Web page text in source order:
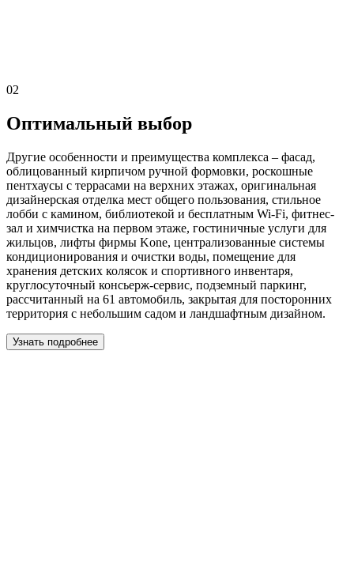
02
Оптимальный выбор
Другие особенности и преимущества комплекса – фасад,
облицованный кирпичом ручной формовки, роскошные
пентхаусы с террасами на верхних этажах, оригинальная
дизайнерская отделка мест общего пользования, стильное
лобби с камином, библиотекой и бесплатным Wi-Fi, фитнес-
зал и химчистка на первом этаже, гостиничные услуги для
жильцов, лифты фирмы Kone, централизованные системы
кондиционирования и очистки воды, помещение для
хранения детских колясок и спортивного инвентаря,
круглосуточный консьерж-сервис, подземный паркинг,
рассчитанный на 61 автомобиль, закрытая для посторонних
территория с небольшим садом и ландшафтным дизайном.
Узнать подробнее